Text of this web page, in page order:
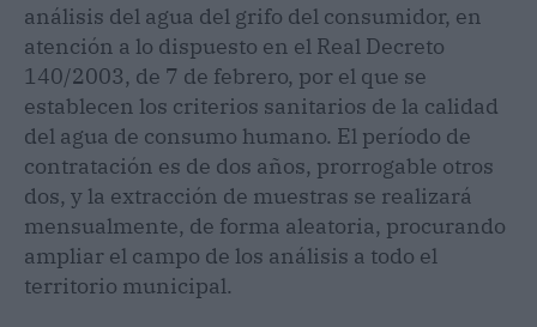
análisis del agua del grifo del consumidor, en
atención a lo dispuesto en el Real Decreto
140/2003, de 7 de febrero, por el que se
establecen los criterios sanitarios de la calidad
del agua de consumo humano. El período de
contratación es de dos años, prorrogable otros
dos, y la extracción de muestras se realizará
mensualmente, de forma aleatoria, procurando
ampliar el campo de los análisis a todo el
territorio municipal.